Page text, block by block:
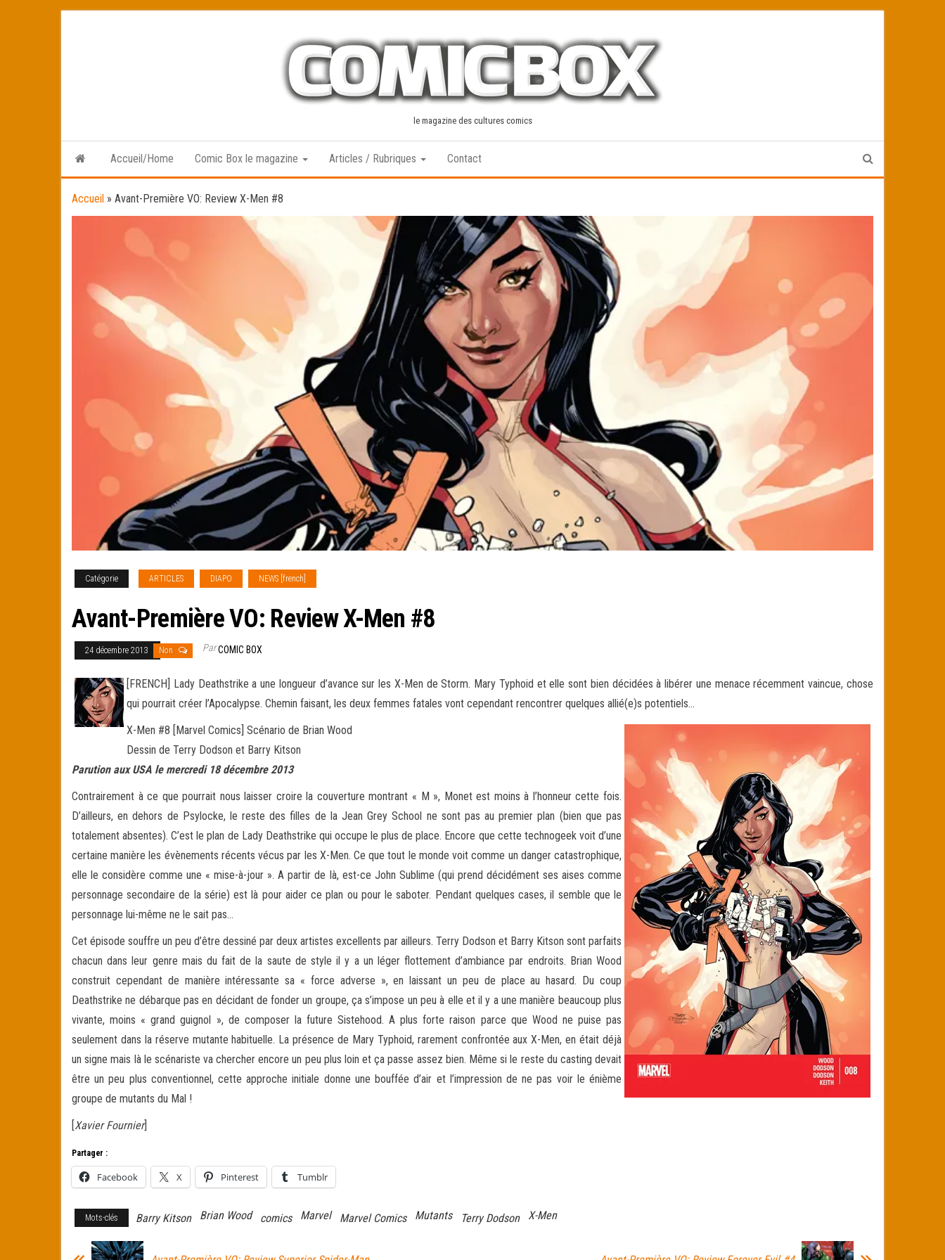
le magazine des cultures comics
Accueil/Home Comic Box le magazine Articles / Rubriques Contact
Accueil » Avant-Première VO: Review X-Men #8
Catégorie ARTICLES DIAPO NEWS [french]
Avant-Première VO: Review X-Men #8
24 décembre 2013 Non ParCOMIC BOX
[FRENCH] Lady Deathstrike a une longueur d’avance sur les X-Men de Storm. Mary Typhoid et elle sont bien décidées à libérer une menace récemment vaincue, chose
qui pourrait créer l’Apocalypse. Chemin faisant, les deux femmes fatales vont cependant rencontrer quelques allié(e)s potentiels…
X-Men #8 [Marvel Comics] Scénario de Brian Wood
Dessin de Terry Dodson et Barry Kitson
Parution aux USA le mercredi 18 décembre 2013
Contrairement à ce que pourrait nous laisser croire la couverture montrant « M », Monet est moins à l’honneur cette fois.
D’ailleurs, en dehors de Psylocke, le reste des filles de la Jean Grey School ne sont pas au premier plan (bien que pas
totalement absentes). C’est le plan de Lady Deathstrike qui occupe le plus de place. Encore que cette technogeek voit d’une
certaine manière les évènements récents vécus par les X-Men. Ce que tout le monde voit comme un danger catastrophique,
elle le considère comme une « mise-à-jour ». A partir de là, est-ce John Sublime (qui prend décidément ses aises comme
personnage secondaire de la série) est là pour aider ce plan ou pour le saboter. Pendant quelques cases, il semble que le
personnage lui-même ne le sait pas…
Cet épisode souffre un peu d’être dessiné par deux artistes excellents par ailleurs. Terry Dodson et Barry Kitson sont parfaits
chacun dans leur genre mais du fait de la saute de style il y a un léger flottement d’ambiance par endroits. Brian Wood
construit cependant de manière intéressante sa « force adverse », en laissant un peu de place au hasard. Du coup
Deathstrike ne débarque pas en décidant de fonder un groupe, ça s’impose un peu à elle et il y a une manière beaucoup plus
vivante, moins « grand guignol », de composer la future Sistehood. A plus forte raison parce que Wood ne puise pas
seulement dans la réserve mutante habituelle. La présence de Mary Typhoid, rarement confrontée aux X-Men, en était déjà
un signe mais là le scénariste va chercher encore un peu plus loin et ça passe assez bien. Même si le reste du casting devait
être un peu plus conventionnel, cette approche initiale donne une bouffée d’air et l’impression de ne pas voir le énième
groupe de mutants du Mal !
[Xavier Fournier]
Partager :
Facebook X Pinterest Tumblr
Mots-clés Barry Kitson Brian Wood comics Marvel Marvel Comics Mutants Terry Dodson X-Men